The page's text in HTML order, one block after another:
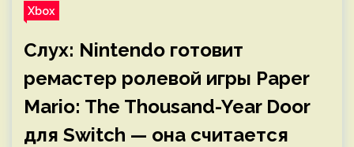
Xbox
Слух: Nintendo готовит
ремастер ролевой игры Paper
Mario: The Thousand-Year Door
для Switch — она считается